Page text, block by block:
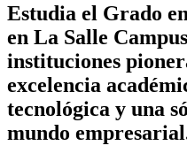
Estudia el Grado
en La Salle
instituciones
excelencia
tecnológica y una
mundo